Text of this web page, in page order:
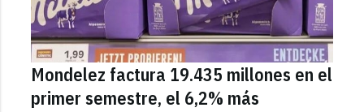
Mondelez factura 19.435 millones en el
primer semestre, el 6,2% más